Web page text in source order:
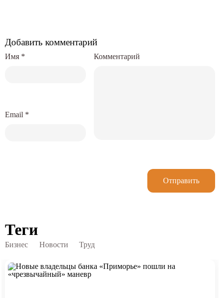
Добавить комментарий
Комментарий
Имя *
Email *
Отправить
Теги
Бизнес Новости Труд